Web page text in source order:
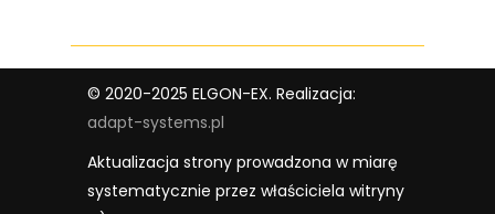
© 2020-2025 ELGON-EX. Realizacja:
adapt-systems.pl
Aktualizacja strony prowadzona w miarę
systematycznie przez właściciela witryny